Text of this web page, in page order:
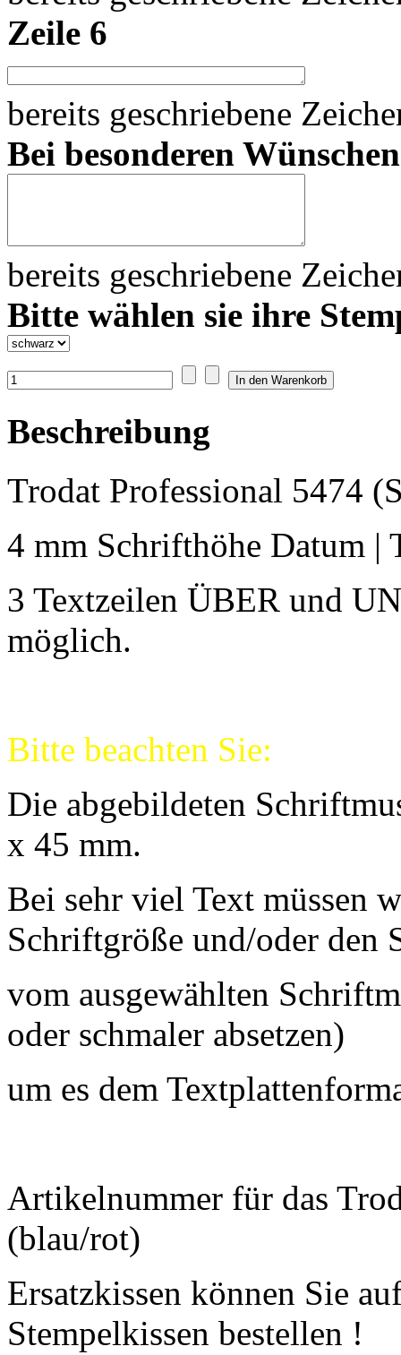
Zeile 6
bereits geschriebene
Bei besonderen
bereits geschriebene
Bitte wählen sie ihre
Beschreibung
Trodat Professional 5474
4 mm Schrifthöhe Datum |
3 Textzeilen ÜBER und
möglich.
Bitte beachten Sie:
Die abgebildeten
x 45 mm.
Bei sehr viel Text müssen
Schriftgröße und/oder den
vom ausgewählten
oder schmaler absetzen)
um es dem
Artikelnummer für das
(blau/rot)
Ersatzkissen können Sie
Stempelkissen bestellen !